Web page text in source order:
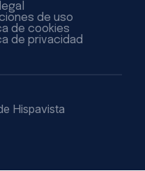
de uso
de cookies
de privacidad
Hispavista